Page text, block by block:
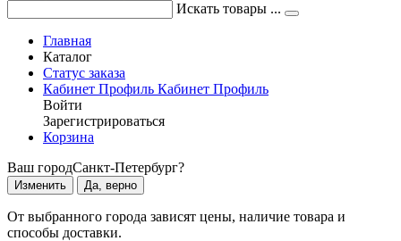
Искать товары ...
Главная
Каталог
Статус заказа
Кабинет Профиль Кабинет Профиль
Войти
Зарегистрироваться
Корзина
Ваш городСанкт-Петербург?
Изменить Да, верно
От выбранного города зависят цены, наличие товара и
способы доставки.